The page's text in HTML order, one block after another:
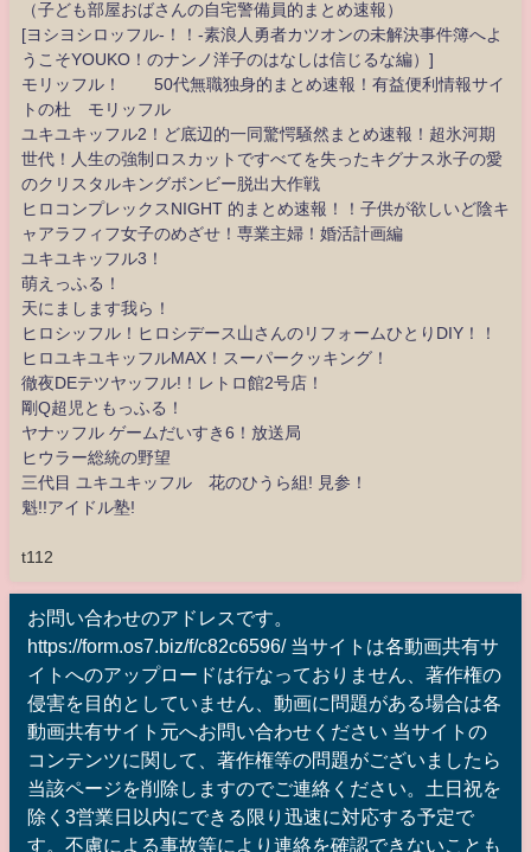
（子ども部屋おばさんの自宅警備員的まとめ速報）
[ヨシヨシロッフル-！！-素浪人勇者カツオンの未解決事件簿へよ
うこそYOUKO！のナンノ洋子のはなしは信じるな編）]
モリッフル！ 50代無職独身的まとめ速報！有益便利情報サイ
トの杜 モリッフル
ユキユキッフル2！ど底辺的一同驚愕騒然まとめ速報！超氷河期
世代！人生の強制ロスカットですべてを失ったキグナス氷子の愛
のクリスタルキングボンビー脱出大作戦
ヒロコンプレックスNIGHT 的まとめ速報！！子供が欲しいど陰キ
ャアラフィフ女子のめざせ！専業主婦！婚活計画編
ユキユキッフル3！
萌えっふる！
天にまします我ら！
ヒロシッフル！ヒロシデース山さんのリフォームひとりDIY！！
ヒロユキユキッフルMAX！スーパークッキング！
徹夜DEテツヤッフル!！レトロ館2号店！
剛Q超児ともっふる！
ヤナッフル ゲームだいすき6！放送局
ヒウラー総統の野望
三代目 ユキユキッフル 花のひうら組! 見参！
魁!!アイドル塾!
t112
お問い合わせのアドレスです。
https://form.os7.biz/f/c82c6596/ 当サイトは各動画共有サ
イトへのアップロードは行なっておりません、著作権の
侵害を目的としていません、動画に問題がある場合は各
動画共有サイト元へお問い合わせください 当サイトの
コンテンツに関して、著作権等の問題がございましたら
当該ページを削除しますのでご連絡ください。土日祝を
除く3営業日以内にできる限り迅速に対応する予定で
す。不慮による事故等により連絡を確認できないことも